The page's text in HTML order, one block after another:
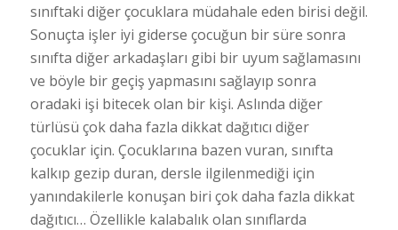
sınıftaki diğer çocuklara müdahale eden birisi değil.
Sonuçta işler iyi giderse çocuğun bir süre sonra
sınıfta diğer arkadaşları gibi bir uyum sağlamasını
ve böyle bir geçiş yapmasını sağlayıp sonra
oradaki işi bitecek olan bir kişi. Aslında diğer
türlüsü çok daha fazla dikkat dağıtıcı diğer
çocuklar için. Çocuklarına bazen vuran, sınıfta
kalkıp gezip duran, dersle ilgilenmediği için
yanındakilerle konuşan biri çok daha fazla dikkat
dağıtıcı… Özellikle kalabalık olan sınıflarda